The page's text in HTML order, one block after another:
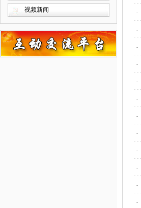
视频新闻 ·
·
·
·
·
·
·
·
·
·
·
·